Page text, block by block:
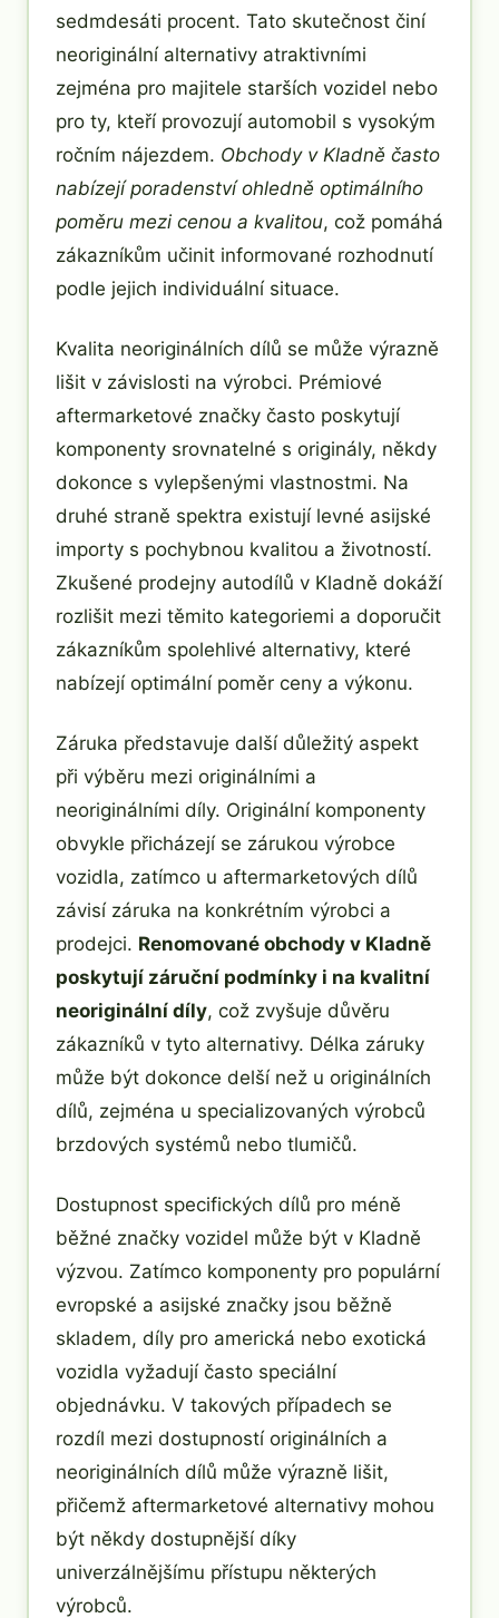
sedmdesáti procent. Tato skutečnost činí
neoriginální alternativy atraktivními
zejména pro majitele starších vozidel nebo
pro ty, kteří provozují automobil s vysokým
ročním nájezdem. Obchody v Kladně často
nabízejí poradenství ohledně optimálního
poměru mezi cenou a kvalitou, což pomáhá
zákazníkům učinit informované rozhodnutí
podle jejich individuální situace.
Kvalita neoriginálních dílů se může výrazně
lišit v závislosti na výrobci. Prémiové
aftermarketové značky často poskytují
komponenty srovnatelné s originály, někdy
dokonce s vylepšenými vlastnostmi. Na
druhé straně spektra existují levné asijské
importy s pochybnou kvalitou a životností.
Zkušené prodejny autodílů v Kladně dokáží
rozlišit mezi těmito kategoriemi a doporučit
zákazníkům spolehlivé alternativy, které
nabízejí optimální poměr ceny a výkonu.
Záruka představuje další důležitý aspekt
při výběru mezi originálními a
neoriginálními díly. Originální komponenty
obvykle přicházejí se zárukou výrobce
vozidla, zatímco u aftermarketových dílů
závisí záruka na konkrétním výrobci a
prodejci. Renomované obchody v Kladně
poskytují záruční podmínky i na kvalitní
neoriginální díly, což zvyšuje důvěru
zákazníků v tyto alternativy. Délka záruky
může být dokonce delší než u originálních
dílů, zejména u specializovaných výrobců
brzdových systémů nebo tlumičů.
Dostupnost specifických dílů pro méně
běžné značky vozidel může být v Kladně
výzvou. Zatímco komponenty pro populární
evropské a asijské značky jsou běžně
skladem, díly pro americká nebo exotická
vozidla vyžadují často speciální
objednávku. V takových případech se
rozdíl mezi dostupností originálních a
neoriginálních dílů může výrazně lišit,
přičemž aftermarketové alternativy mohou
být někdy dostupnější díky
univerzálnějšímu přístupu některých
výrobců.